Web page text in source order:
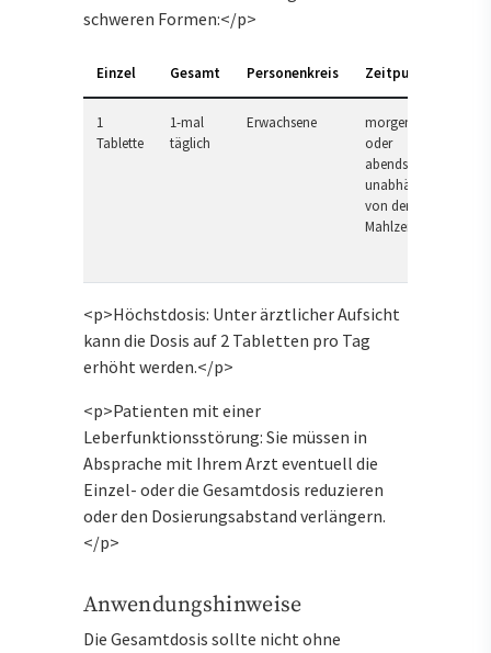
schweren Formen:</p>
Einzel Gesamt Personenkreis Zeitpunkt
1
Tablette
1-mal
täglich
Erwachsene
morgens
oder
abends,
unabhängig
von der
Mahlzeit
<p>Höchstdosis: Unter ärztlicher Aufsicht
kann die Dosis auf 2 Tabletten pro Tag
erhöht werden.</p>
<p>Patienten mit einer
Leberfunktionsstörung: Sie müssen in
Absprache mit Ihrem Arzt eventuell die
Einzel- oder die Gesamtdosis reduzieren
oder den Dosierungsabstand verlängern.
</p>
Anwendungshinweise
Die Gesamtdosis sollte nicht ohne